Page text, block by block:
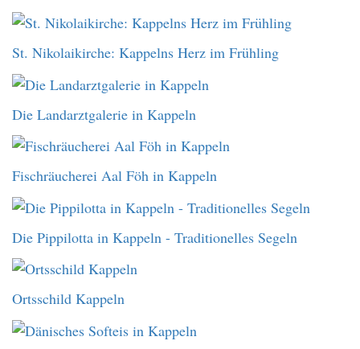
St. Nikolaikirche: Kappelns Herz im Frühling
Die Landarztgalerie in Kappeln
Fischräucherei Aal Föh in Kappeln
Die Pippilotta in Kappeln - Traditionelles Segeln
Ortsschild Kappeln